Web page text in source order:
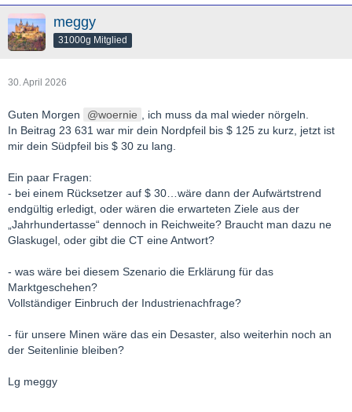
meggy
31000g Mitglied
30. April 2026
Guten Morgen woernie , ich muss da mal wieder nörgeln.
In Beitrag 23 631 war mir dein Nordpfeil bis $ 125 zu kurz, jetzt ist
mir dein Südpfeil bis $ 30 zu lang.
Ein paar Fragen:
- bei einem Rücksetzer auf $ 30…wäre dann der Aufwärtstrend
endgültig erledigt, oder wären die erwarteten Ziele aus der
„Jahrhundertasse“ dennoch in Reichweite? Braucht man dazu ne
Glaskugel, oder gibt die CT eine Antwort?
- was wäre bei diesem Szenario die Erklärung für das
Marktgeschehen?
Vollständiger Einbruch der Industrienachfrage?
- für unsere Minen wäre das ein Desaster, also weiterhin noch an
der Seitenlinie bleiben?
Lg meggy